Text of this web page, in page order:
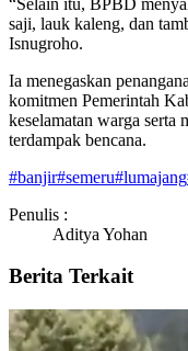
saji, lauk kaleng, dan
Isnugroho.
Ia menegaskan
komitmen Pemerintah
keselamatan warga serta
terdampak bencana.
#banjir#semeru#lumajang
Penulis :
Aditya Yohan
Berita Terkait